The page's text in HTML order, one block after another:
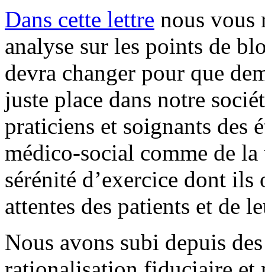
Dans cette lettre nous vous
analyse sur les points de
devra changer pour que
juste place dans notre
praticiens et soignants des
médico-social comme de
sérénité d’exercice dont
attentes des patients et de
Nous avons subi depuis